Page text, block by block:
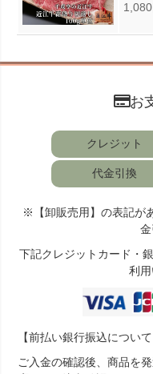
お
クレジット
代金引換
※【卸販売用】の表記が
下記クレジットカード・
利用
【前払い銀行振込について
ご入金の確認後、商品を